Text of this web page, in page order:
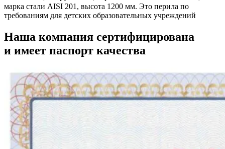
марка стали AISI 201, высота 1200 мм. Это перила по
требованиям для детских образовательных учреждений
Наша компания сертифицирована
и имеет паспорт качества